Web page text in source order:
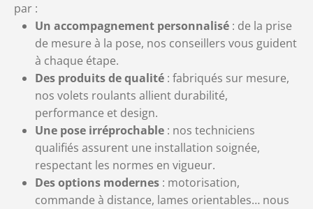
par :
Un accompagnement personnalisé : de la prise
de mesure à la pose, nos conseillers vous guident
à chaque étape.
Des produits de qualité : fabriqués sur mesure,
nos volets roulants allient durabilité,
performance et design.
Une pose irréprochable : nos techniciens
qualifiés assurent une installation soignée,
respectant les normes en vigueur.
Des options modernes : motorisation,
commande à distance, lames orientables… nous